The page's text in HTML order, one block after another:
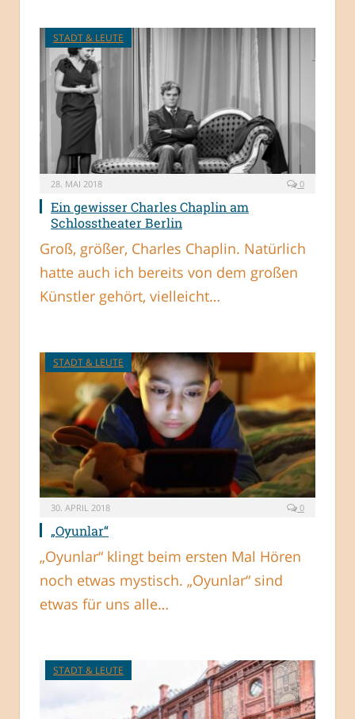
STADT & LEUTE
28. MAI 2018 0
Ein gewisser Charles Chaplin am
Schlosstheater Berlin
Groß, größer, Charles Chaplin. Natürlich
hatte auch ich bereits von dem großen
Künstler gehört, vielleicht…
STADT & LEUTE
30. APRIL 2018 0
„Oyunlar“
„Oyunlar“ klingt beim ersten Mal Hören
noch etwas mystisch. „Oyunlar“ sind
etwas für uns alle…
STADT & LEUTE